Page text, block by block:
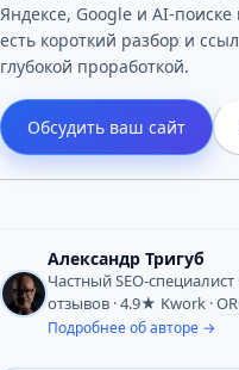
Яндексе, Google и AI-
есть короткий разбор и
глубокой проработкой.
Обсудить ваш сайт
Александр Тригуб
Частный SEO-специалист
отзывов · 4.9★ Kwork ·
Подробнее об авторе →